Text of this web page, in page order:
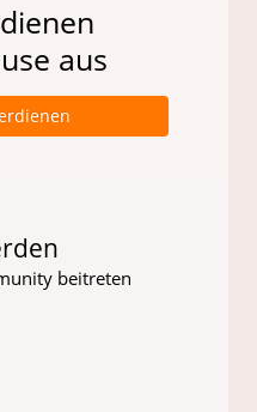
aus
beitreten